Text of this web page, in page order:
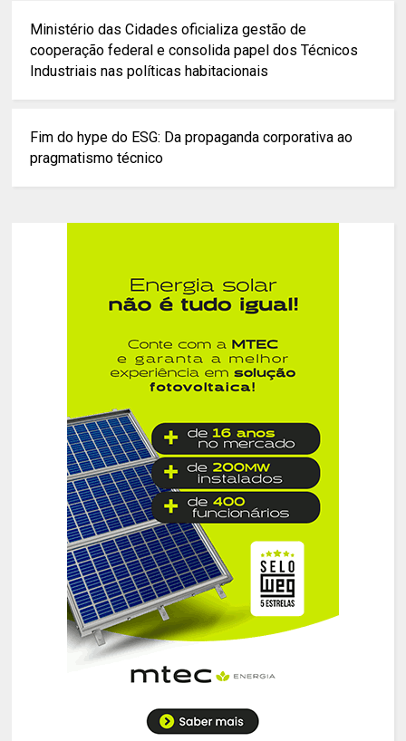
Ministério das Cidades oficializa gestão de
cooperação federal e consolida papel dos Técnicos
Industriais nas políticas habitacionais
Fim do hype do ESG: Da propaganda corporativa ao
pragmatismo técnico